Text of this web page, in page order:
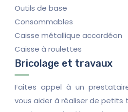
Outils de base
Consommables
Caisse métallique accordéon
Caisse à roulettes
Bricolage et travaux
Faites appel à un
vous aider à réaliser de petits